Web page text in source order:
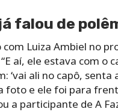
falou de
Luiza Ambiel no
aí, ele estava com o
‘vai ali no capô,
foto e ele foi para
a participante de A